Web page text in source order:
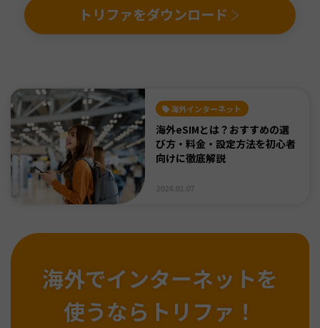
トリファをダウンロード
海外インターネット
海外eSIMとは？おすすめの選
び方・料金・設定方法を初心者
向けに徹底解説
海外でインターネットを
使うならトリファ！